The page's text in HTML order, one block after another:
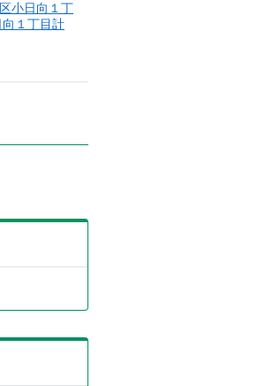
小日向１丁
１丁目計